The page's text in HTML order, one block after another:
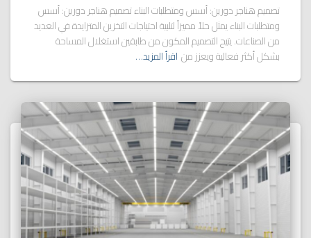
تصميم هناجر دورين: أسس ومتطلبات البناء تصميم هناجر دورين: أسس
ومتطلبات البناء يمثل حلاً مميزاً لتلبية احتياجات التخزين المتزايدة في العديد
من الصناعات. يتيح التصميم المكون من طابقين استغلال المساحة
بشكل أكثر فعالية ويعزز من اقرأ المزيد…